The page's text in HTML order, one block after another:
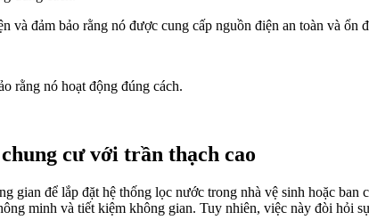
đảm bảo rằng nó được cung cấp nguồn điện an toàn và ổn
rằng nó hoạt động đúng cách.
cư với trần thạch cao
gian để lắp đặt hệ thống lọc nước trong nhà vệ sinh hoặc
minh và tiết kiệm không gian. Tuy nhiên, việc này đòi hỏi